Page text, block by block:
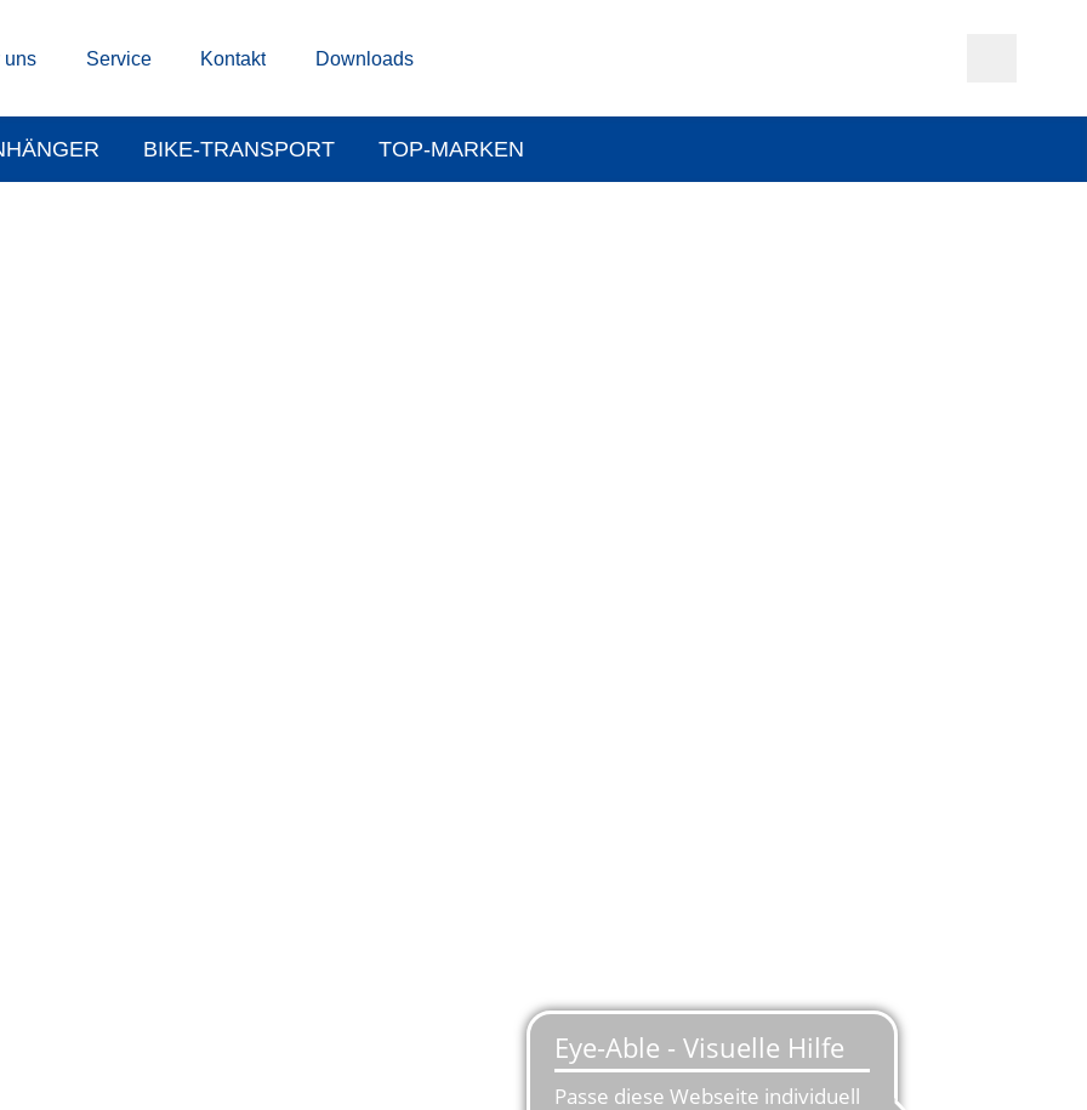
uns Service Kontakt Downloads
BIKE-TRANSPORT TOP-MARKEN